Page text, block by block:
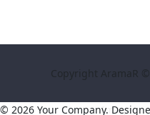
Copyright AramaR
© 2026 Your Company.